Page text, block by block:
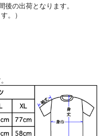
後の出荷となります。
。）